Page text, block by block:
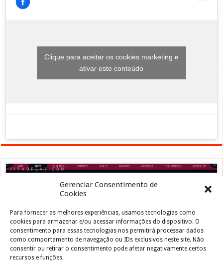
Gerenciar Consentimento de
Cookies
Para fornecer as melhores experiências, usamos tecnologias como
cookies para armazenar e/ou acessar informações do dispositivo. O
consentimento para essas tecnologias nos permitirá processar dados
como comportamento de navegação ou IDs exclusivos neste site. Não
consentir ou retirar o consentimento pode afetar negativamente certos
recursos e funções.
Clique para aceitar os cookies marketing e
ativar este conteúdo
Clique para aceitar os cookies marketing e
ativar este conteúdo